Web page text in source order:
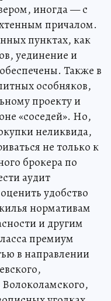
иногда — с
причалом.
пунктах, как
уединение и
Также в
особняков,
проекту и
«соседей». Но,
неликвида,
не только к
брокера по
аудит
удобство
нормативам
и другим
премиум
в направлении